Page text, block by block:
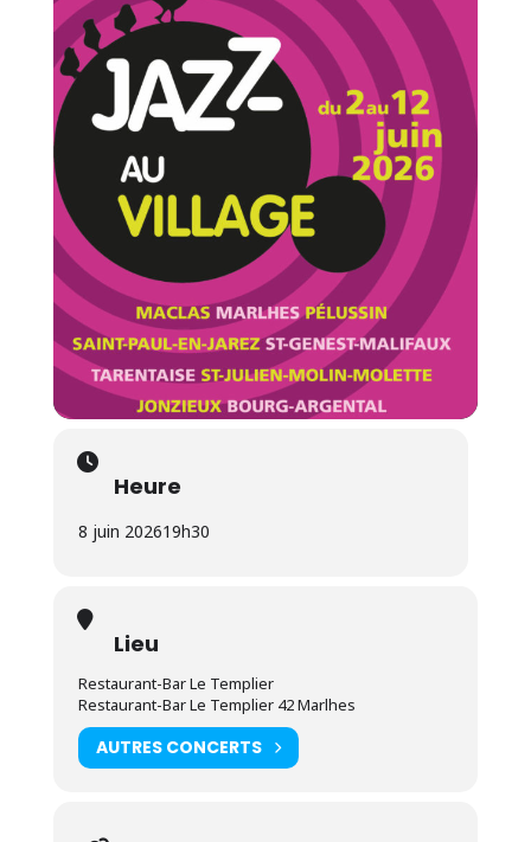
Heure
8 juin 202619h30
Lieu
Restaurant-Bar Le Templier
Restaurant-Bar Le Templier 42 Marlhes
AUTRES CONCERTS